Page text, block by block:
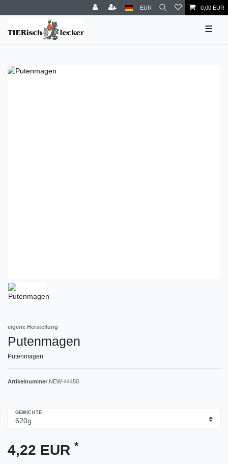
EUR 0,00 EUR
☰
eigene Herstellung
Putenmagen
Putenmagen
Artikelnummer NEW-44450
GEWICHTE
4,22 EUR *